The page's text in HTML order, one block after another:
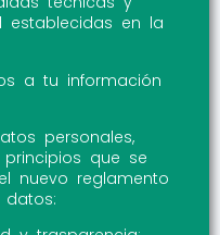
establecidas en la
a tu información
personales,
que se
nuevo reglamento